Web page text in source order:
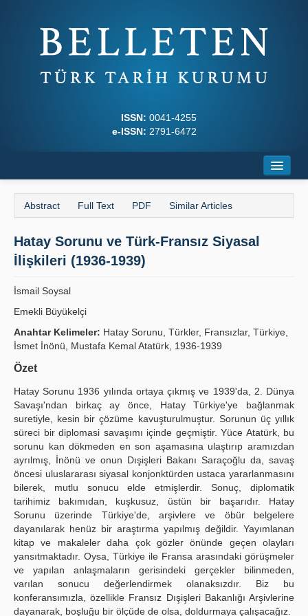
ISSN: 0041-4255
e-ISSN: 2791-6472
About
Journal Boards
Writing Rules
Principles
Guidelines
Abstract Full Text PDF Similar Articles
Hatay Sorunu ve Türk-Fransız Siyasal
İlişkileri (1936-1939)
İsmail Soysal
Emekli Büyükelçi
Anahtar Kelimeler: Hatay Sorunu, Türkler, Fransızlar, Türkiye,
İsmet İnönü, Mustafa Kemal Atatürk, 1936-1939
Özet
Hatay Sorunu 1936 yılında ortaya çıkmış ve 1939'da, 2. Dünya
Savaşı'ndan birkaç ay önce, Hatay Türkiye'ye bağlanmak
suretiyle, kesin bir çözüme kavuşturulmuştur. Sorunun üç yıllık
süreci bir diplomasi savaşımı içinde geçmiştir. Yüce Atatürk, bu
sorunu kan dökmeden en son aşamasına ulaştırıp aramızdan
ayrılmış, İnönü ve onun Dışişleri Bakanı Saraçoğlu da, savaş
öncesi uluslararası siyasal konjonktürden ustaca yararlanmasını
bilerek, mutlu sonucu elde etmişlerdir. Sonuç, diplomatik
tarihimiz bakımıdan, kuşkusuz, üstün bir başarıdır. Hatay
Sorunu üzerinde Türkiye'de, arşivlere ve öbür belgelere
dayanılarak henüz bir araştırma yapılmış değildir. Yayımlanan
kitap ve makaleler daha çok gözler önünde geçen olayları
yansıtmaktadır. Oysa, Türkiye ile Fransa arasındaki görüşmeler
ve yapılan anlaşmaların gerisindeki gerçekler bilinmeden,
varılan sonucu değerlendirmek olanaksızdır. Biz bu
konferansımızla, özellikle Fransız Dışişleri Bakanlığı Arşivlerine
dayanarak, boşluğu bir ölçüde de olsa, doldurmaya çalışacağız.